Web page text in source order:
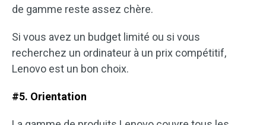
de gamme reste assez chère.
Si vous avez un budget limité ou si vous
recherchez un ordinateur à un prix compétitif,
Lenovo est un bon choix.
#5. Orientation